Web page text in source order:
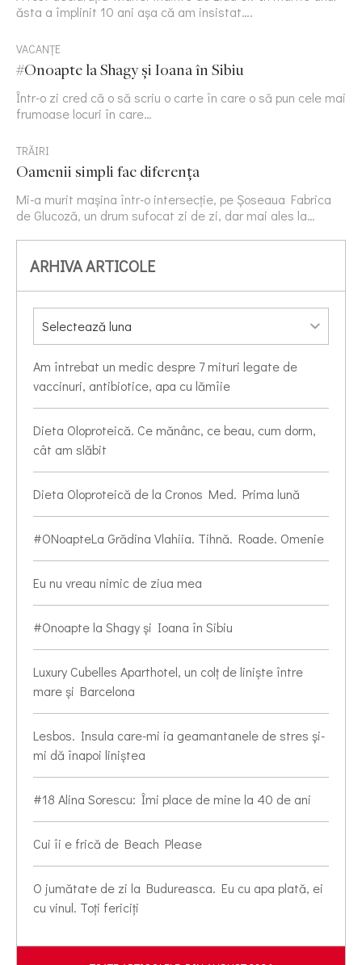
ăsta a împlinit 10 ani așa că am insistat….
VACANȚE
#Onoapte la Shagy și Ioana în Sibiu
Într-o zi cred că o să scriu o carte în care o să pun cele mai
frumoase locuri în care…
TRĂIRI
Oamenii simpli fac diferența
Mi-a murit mașina într-o intersecție, pe Șoseaua Fabrica
de Glucoză, un drum sufocat zi de zi, dar mai ales la…
ARHIVA ARTICOLE
Am întrebat un medic despre 7 mituri legate de
vaccinuri, antibiotice, apa cu lămîie
Dieta Oloproteică. Ce mănânc, ce beau, cum dorm,
cât am slăbit
Dieta Oloproteică de la Cronos Med. Prima lună
#ONoapteLa Grădina Vlahiia. Tihnă. Roade. Omenie
Eu nu vreau nimic de ziua mea
#Onoapte la Shagy și Ioana în Sibiu
Luxury Cubelles Aparthotel, un colț de liniște între
mare și Barcelona
Lesbos. Insula care-mi ia geamantanele de stres și-
mi dă înapoi liniștea
#18 Alina Sorescu: Îmi place de mine la 40 de ani
Cui îi e frică de Beach Please
O jumătate de zi la Budureasca. Eu cu apa plată, ei
cu vinul. Toți fericiți